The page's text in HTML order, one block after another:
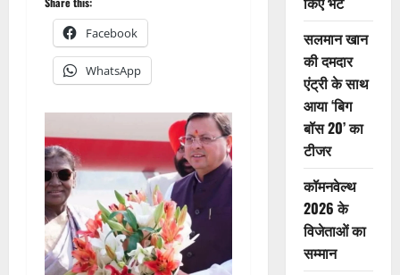
Facebook
WhatsApp
सलमान खान
की दमदार
एंट्री के साथ
आया ‘बिग
बॉस 20’ का
टीजर
कॉमनवेल्थ
2026 के
विजेताओं का
सम्मान